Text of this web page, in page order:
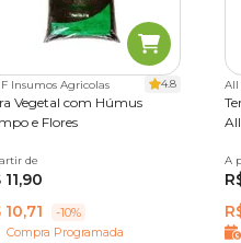
Insumos Agricolas 4.8
Vegetal com Húmus
e Flores
kg 10 kg
de
11,90
10,71
-10%
Compra Programada
All
A